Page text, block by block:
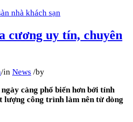
cương uy tín, chuyên
/in News /by
càng phổ biến hơn bởi tính
lượng công trình làm nên từ dòng